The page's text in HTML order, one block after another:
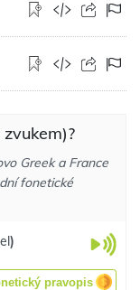
Greek a France
fonetické
el)
pravopis